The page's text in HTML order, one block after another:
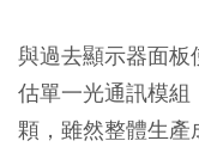
與過去顯示器面板
估單一光通訊模組
顆，雖然整體生產